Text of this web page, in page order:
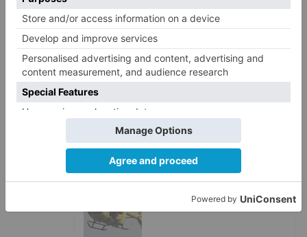
hoy serían más probables en el norte, o por el
contrario, reforzar aún más la entrada de aire
cálido.
calor dana tiempo
LO + VISTO
Fallece un ciclista en Burgos tras
avisar otro conductor que se